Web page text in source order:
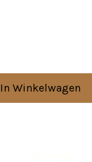
In Winkelwagen